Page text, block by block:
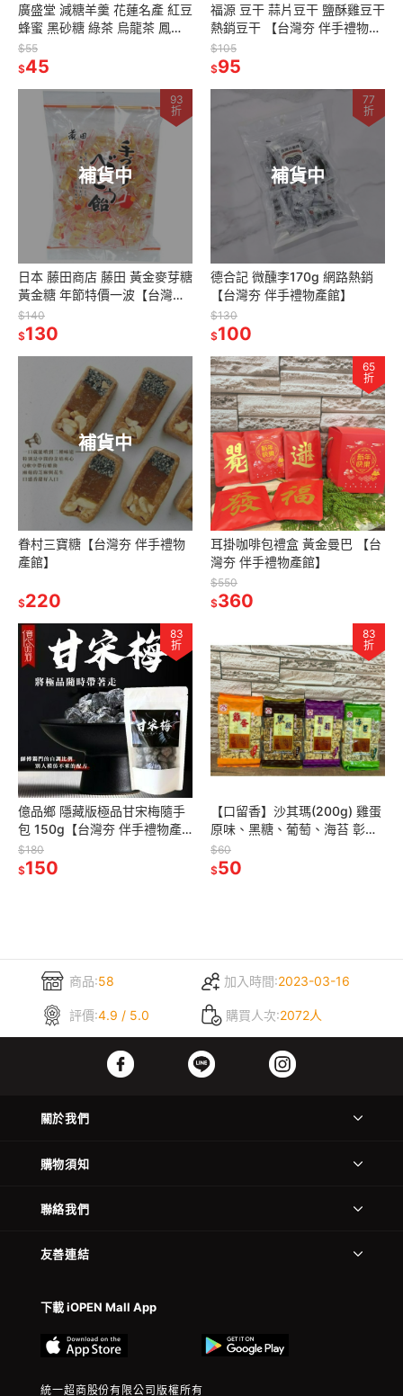
廣盛堂 減糖羊羹 花蓮名產 紅豆
蜂蜜 黑砂糖 綠茶 烏龍茶 鳳梨
蘋果【台灣夯 伴手禮物產館】
$55
$45
福源 豆干 蒜片豆干 鹽酥雞豆干
熱銷豆干 【台灣夯 伴手禮物產
館】
$105
$95
補貨中
93
折
日本 藤田商店 藤田 黃金麥芽糖
黃金糖 年節特價一波【台灣夯
伴手禮物產館】
$140
$130
補貨中
77
折
德合記 微醺李170g 網路熱銷
【台灣夯 伴手禮物產館】
$130
$100
補貨中
眷村三寶糖【台灣夯 伴手禮物
產館】
$220
65
折
耳掛咖啡包禮盒 黃金曼巴 【台
灣夯 伴手禮物產館】
$550
$360
83
折
億品鄉 隱藏版極品甘宋梅隨手
包 150g【台灣夯 伴手禮物產
館】
$180
$150
83
折
【口留香】沙其瑪(200g) 雞蛋
原味、黑糖、葡萄、海苔 彰化
隱藏版【台灣夯 伴手禮物產
館】
$60
$50
商品:58 加入時間:2023-03-16
評價:4.9 / 5.0 購買人次:2072人
關於我們
購物須知
聯絡我們
友善連結
下載 iOPEN Mall App
統一超商股份有限公司版權所有